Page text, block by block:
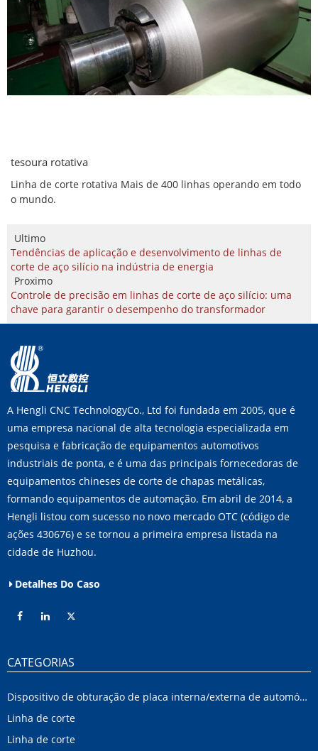
tesoura rotativa
Linha de corte rotativa Mais de 400 linhas operando em todo
o mundo.
Ultimo
Tendências de aplicação e desenvolvimento de linhas de
corte de aço silício na indústria de energia
Proximo
Controle de precisão em linhas de corte de aço silício: uma
chave para garantir o desempenho do transformador
A Hengli CNC TechnologyCo., Ltd foi fundada em 2005, que é
uma empresa nacional de alta tecnologia especializada em
pesquisa e fabricação de equipamentos automotivos
industriais de ponta, e é uma das principais fornecedoras de
equipamentos chineses de corte de chapas metálicas,
formando equipamentos de automação. Em abril de 2014, a
Hengli listou com sucesso no novo mercado OTC (código de
ações 430676) e se tornou a primeira empresa listada na
cidade de Huzhou.
Detalhes Do Caso
CATEGORIAS
Dispositivo de obturação de placa interna/externa de automóvel
Linha de corte
Linha de corte